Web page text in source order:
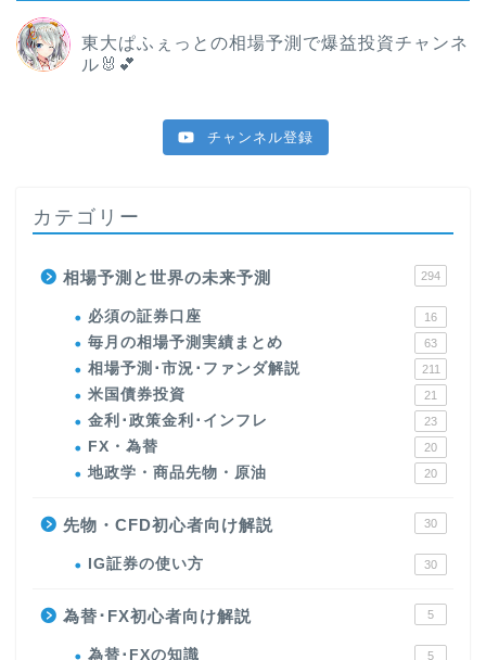
東大ぱふぇっとの相場予測で爆益投資チャンネ
ル🐰💕
チャンネル登録
カテゴリー
相場予測と世界の未来予測 294
必須の証券口座 16
毎月の相場予測実績まとめ 63
相場予測･市況･ファンダ解説 211
米国債券投資 21
金利･政策金利･インフレ 23
FX・為替 20
地政学・商品先物・原油 20
先物・CFD初心者向け解説 30
IG証券の使い方 30
為替･FX初心者向け解説 5
為替･FXの知識 5